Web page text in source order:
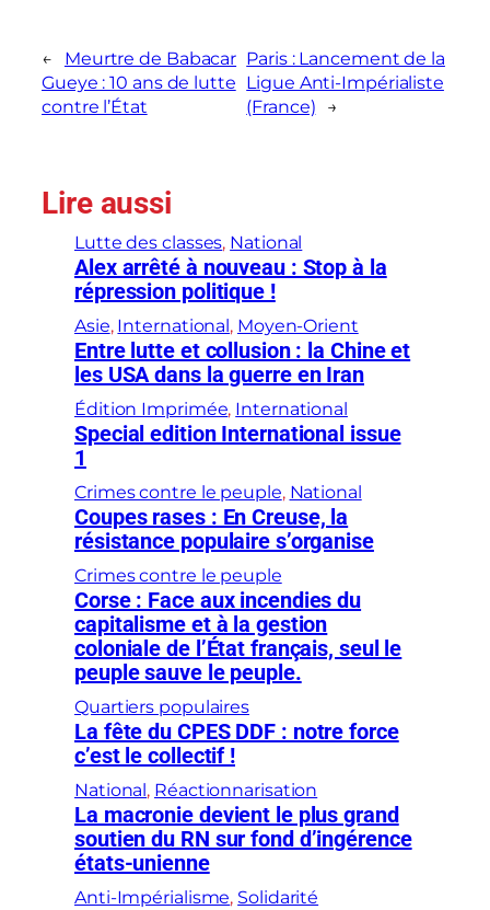
←
Meurtre de Babacar
Gueye : 10 ans de lutte
contre l’État
Paris : Lancement de la
Ligue Anti-Impérialiste
(France)
→
Lire aussi
Lutte des classes, National
Alex arrêté à nouveau : Stop à la
répression politique !
Asie, International , Moyen-Orient
Entre lutte et collusion : la Chine et
les USA dans la guerre en Iran
Édition Imprimée, International
Special edition International issue
1
Crimes contre le peuple, National
Coupes rases : En Creuse, la
résistance populaire s’organise
Crimes contre le peuple
Corse : Face aux incendies du
capitalisme et à la gestion
coloniale de l’État français, seul le
peuple sauve le peuple.
Quartiers populaires
La fête du CPES DDF : notre force
c’est le collectif !
National , Réactionnarisation
La macronie devient le plus grand
soutien du RN sur fond d’ingérence
états-unienne
Anti-Impérialisme, Solidarité